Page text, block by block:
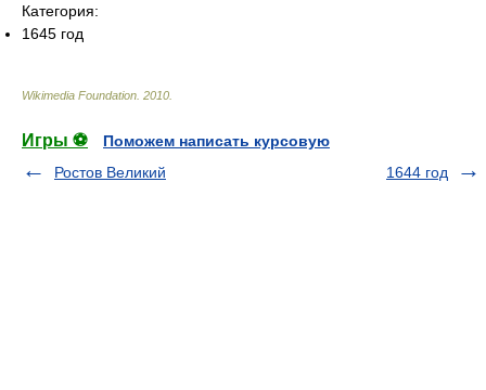
Категория:
1645 год
Wikimedia Foundation 2010
Игры ⚽
Поможем написать курсовую
Ростов Великий
1644 год